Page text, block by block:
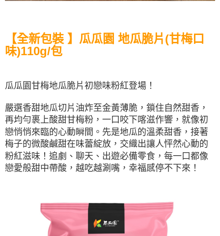
【全新包裝 】瓜瓜園 地瓜脆片(甘梅口
味)110g/包
瓜瓜園甘梅地瓜脆片初戀味粉紅登場！
嚴選香甜地瓜切片油炸至金黃薄脆，鎖住自然甜香，
再均勻裹上酸甜甘梅粉，一口咬下喀滋作響，就像初
戀悄悄來臨的心動瞬間。先是地瓜的溫柔甜香，接著
梅子的微酸鹹甜在味蕾綻放，交織出讓人怦然心動的
粉紅滋味！追劇、聊天、出遊必備零食，每一口都像
戀愛般甜中帶酸，越吃越涮嘴，幸福感停不下來！